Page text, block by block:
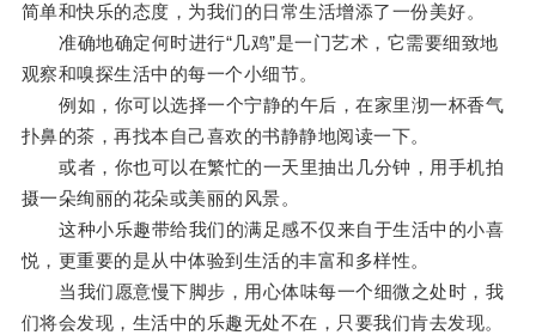
简单和快乐的态度，为我们的日常生活增添了一份美好。
准确地确定何时进行“几鸡”是一门艺术，它需要细致地
观察和嗅探生活中的每一个小细节。
例如，你可以选择一个宁静的午后，在家里沏一杯香气
扑鼻的茶，再找本自己喜欢的书静静地阅读一下。
或者，你也可以在繁忙的一天里抽出几分钟，用手机拍
摄一朵绚丽的花朵或美丽的风景。
这种小乐趣带给我们的满足感不仅来自于生活中的小喜
悦，更重要的是从中体验到生活的丰富和多样性。
当我们愿意慢下脚步，用心体味每一个细微之处时，我
们将会发现，生活中的乐趣无处不在，只要我们肯去发现。